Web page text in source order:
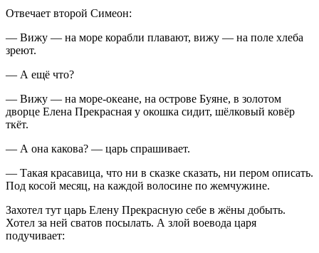
Отвечает второй Симеон:
— Вижу — на море корабли плавают, вижу — на поле хлеба
зреют.
— А ещё что?
— Вижу — на море-океане, на острове Буяне, в золотом
дворце Елена Прекрасная у окошка сидит, шёлковый ковёр
ткёт.
— А она какова? — царь спрашивает.
— Такая красавица, что ни в сказке сказать, ни пером описать.
Под косой месяц, на каждой волосине по жемчужине.
Захотел тут царь Елену Прекрасную себе в жёны добыть.
Хотел за ней сватов посылать. А злой воевода царя
подучивает: